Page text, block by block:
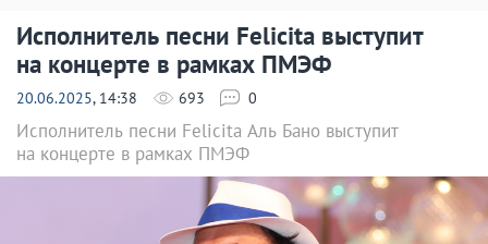
Исполнитель песни Felicita выступит
на концерте в рамках ПМЭФ
20.06.2025, 14:38 693 0
Исполнитель песни Felicita Аль Бано выступит
на концерте в рамках ПМЭФ